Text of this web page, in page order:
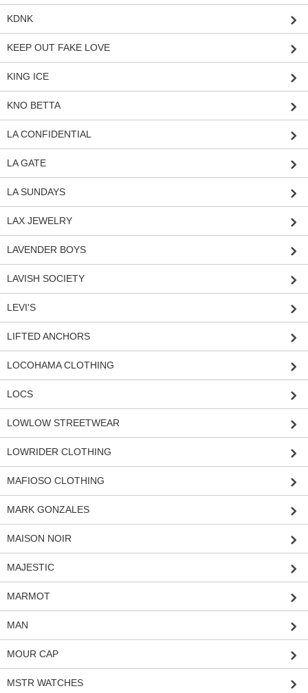
KDNK
KEEP OUT FAKE LOVE
KING ICE
KNO BETTA
LA CONFIDENTIAL
LA GATE
LA SUNDAYS
LAX JEWELRY
LAVENDER BOYS
LAVISH SOCIETY
LEVI'S
LIFTED ANCHORS
LOCOHAMA CLOTHING
LOCS
LOWLOW STREETWEAR
LOWRIDER CLOTHING
MAFIOSO CLOTHING
MARK GONZALES
MAISON NOIR
MAJESTIC
MARMOT
MAN
MOUR CAP
MSTR WATCHES